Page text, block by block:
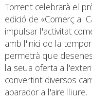
Torrent celebrarà el
edició de «Comerç al
impulsar l'activitat
amb l'inici de la
permetrà que
la seua oferta a
convertint diversos
aparador a l'aire lliure.